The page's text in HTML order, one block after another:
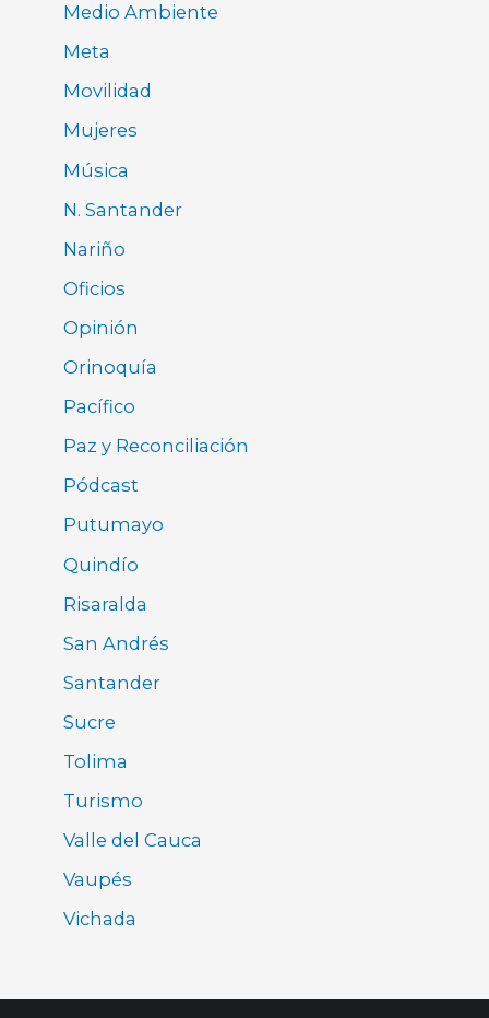
Medio Ambiente
Meta
Movilidad
Mujeres
Música
N. Santander
Nariño
Oficios
Opinión
Orinoquía
Pacífico
Paz y Reconciliación
Pódcast
Putumayo
Quindío
Risaralda
San Andrés
Santander
Sucre
Tolima
Turismo
Valle del Cauca
Vaupés
Vichada